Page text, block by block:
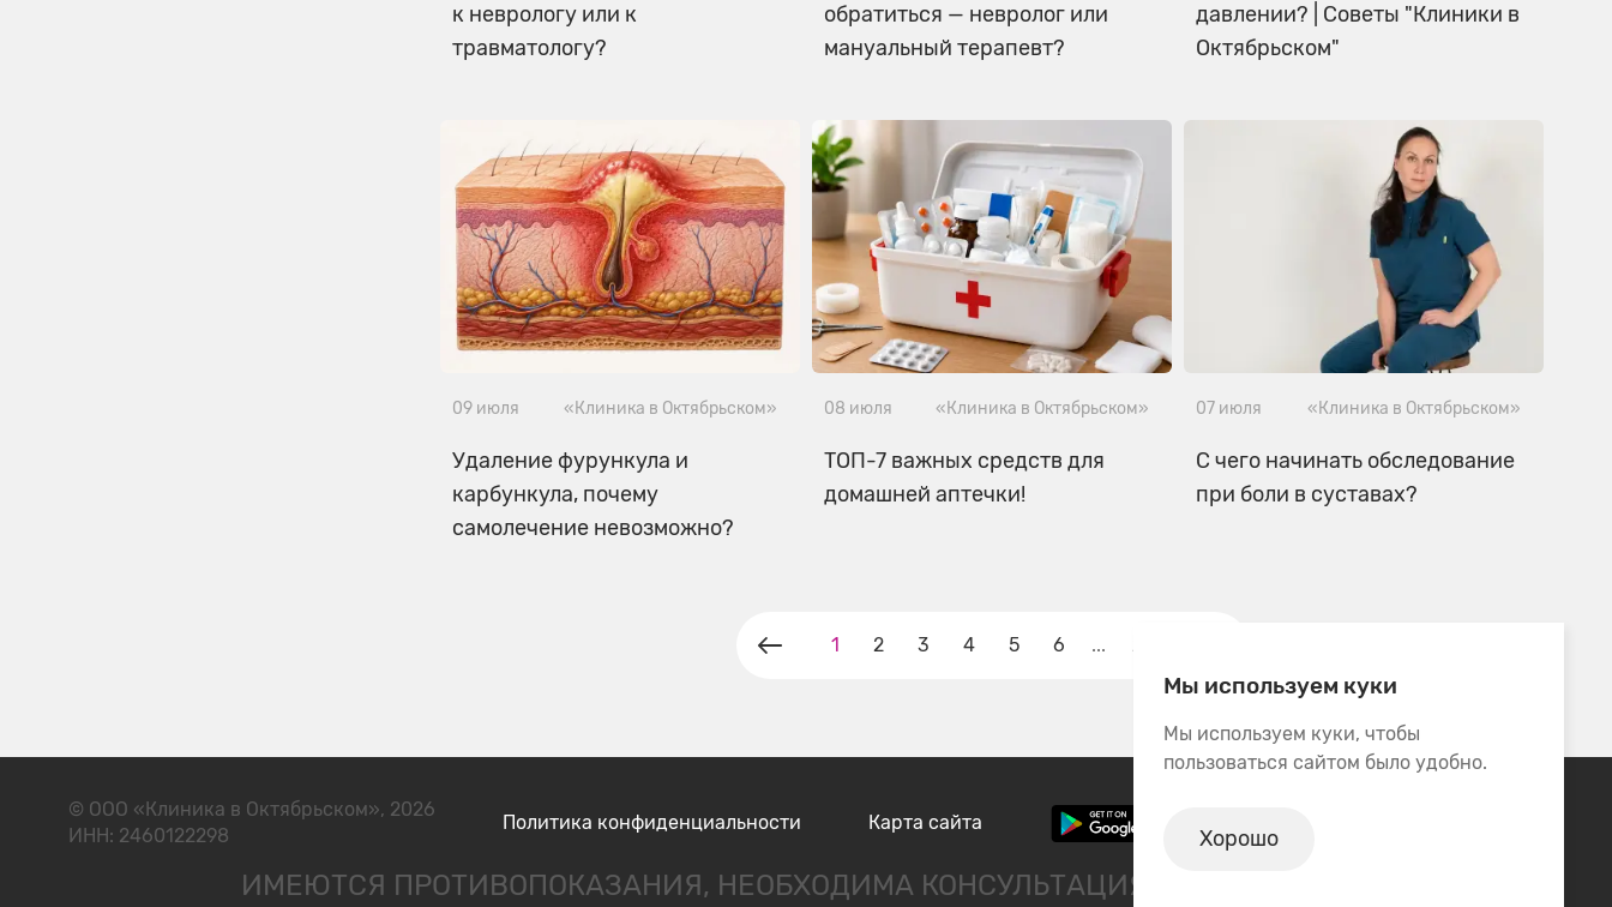
к неврологу или к
травматологу?
обратиться — невролог или
мануальный терапевт?
давлении? | Советы "Клиники в
Октябрьском"
09 июля «Клиника в Октябрьском»
Удаление фурункула и
карбункула, почему
самолечение невозможно?
08 июля «Клиника в Октябрьском»
ТОП-7 важных средств для
домашней аптечки!
07 июля «Клиника в Октябрьском»
С чего начинать обследование
при боли в суставах?
1 2 3 4 5 6 ...
© ООО «Клиника в Октябрьском», 2026
ИНН: 2460122298
Политика конфиденциальности Карта сайта
ИМЕЮТСЯ ПРОТИВОПОКАЗАНИЯ, НЕОБХОДИМА КОНСУЛЬТАЦИЯ СПЕЦИАЛИСТА
Мы используем куки
Мы используем куки, чтобы
пользоваться сайтом было удобно.
Хорошо